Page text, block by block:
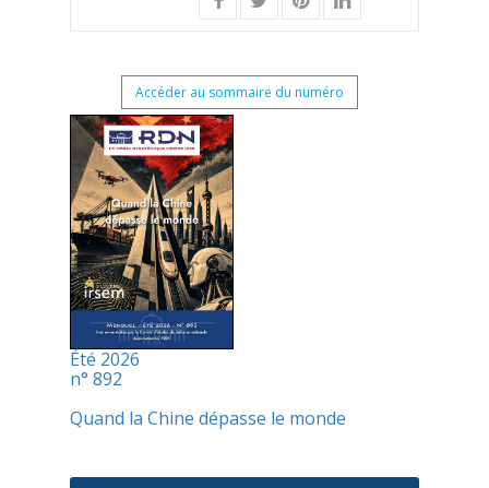
Accéder au sommaire du numéro
Été 2026
n° 892
Quand la Chine dépasse le monde